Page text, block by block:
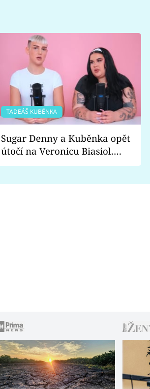
TADEÁŠ KUBĚNKA
Sugar Denny a Kuběnka opět
útočí na Veronicu Biasiol.
Proč je podle nich falešná a